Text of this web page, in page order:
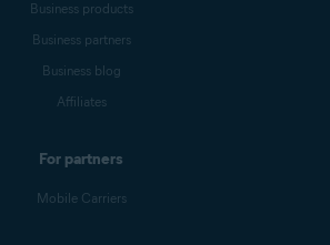
Business products
Business partners
Business blog
Affiliates
For partners
Mobile Carriers